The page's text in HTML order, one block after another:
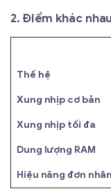
2. Điểm khác nhau
Thế hệ
Xung nhịp cơ bản
Xung nhịp tối đa
Dung lượng RAM
Hiệu năng đơn nhân